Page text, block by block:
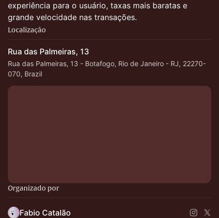
experiência para o usuário, taxas mais baratas e
grande velocidade nas transações.
Localização
Rua das Palmeiras, 13
Rua das Palmeiras, 13 - Botafogo, Rio de Janeiro - RJ, 22270-
070, Brazil
Organizado por
Fabio Catalão